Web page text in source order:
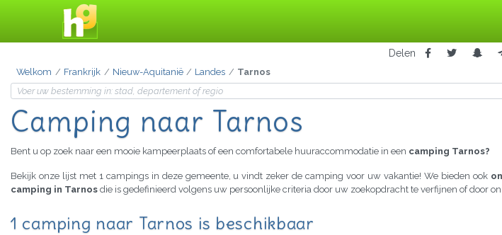
Delen
Welkom Frankrijk Nieuw-Aquitanië Landes Tarnos
Camping naar Tarnos
Bent u op zoek naar een mooie kampeerplaats of een comfortabele huuraccommodatie in een camping Tarnos?
Bekijk onze lijst met 1 campings in deze gemeente, u vindt zeker de camping voor uw vakantie! We bieden ook
camping in Tarnos die is gedefinieerd volgens uw persoonlijke criteria door uw zoekopdracht te verfijnen of door
1 camping naar Tarnos is beschikbaar